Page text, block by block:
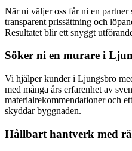
När ni väljer oss får ni en
transparent prissättning och
Resultatet blir ett snyggt
Söker ni en murare i
Vi hjälper kunder i Ljungsbro
med många års erfarenhet av
materialrekommendationer och
skyddar byggnaden.
Hållbart hantverk med